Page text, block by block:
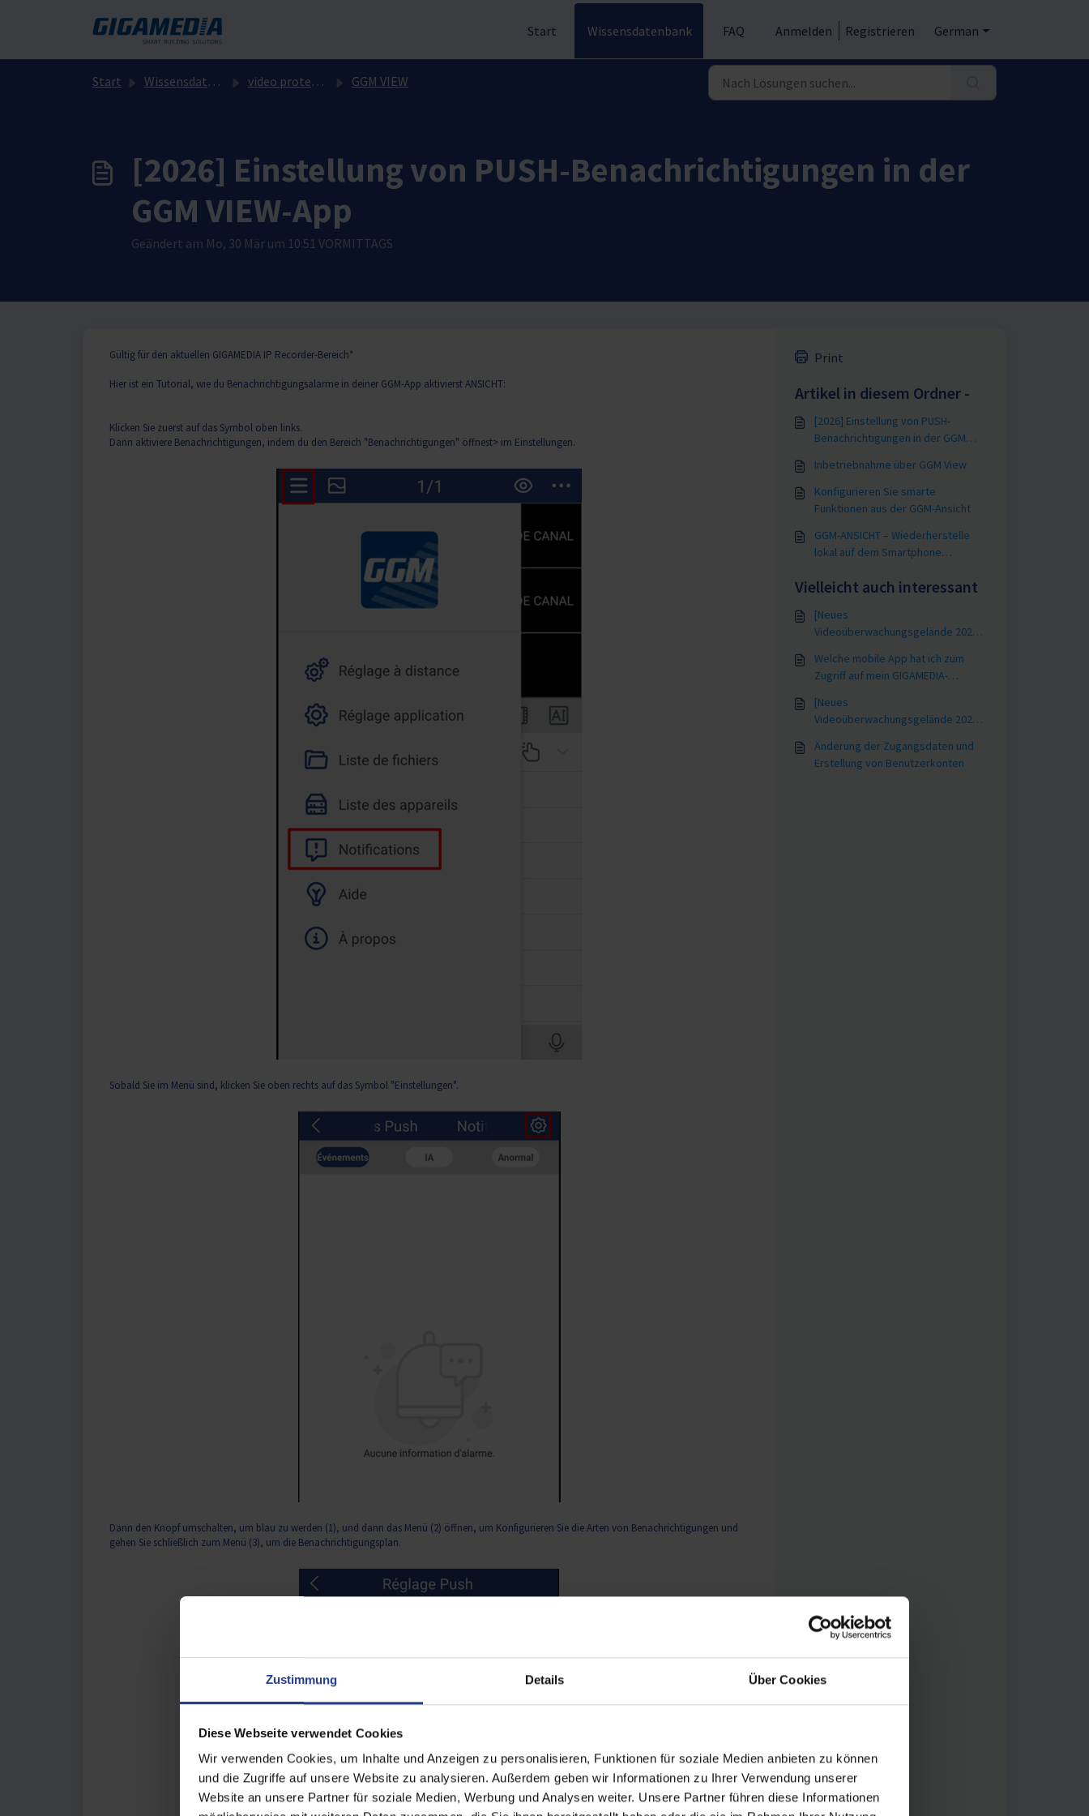
Zustimmung Details Über Cookies
Diese Webseite verwendet Cookies
Wir verwenden Cookies, um Inhalte und Anzeigen zu personalisieren, Funktionen für soziale Medien anbieten zu können
und die Zugriffe auf unsere Website zu analysieren. Außerdem geben wir Informationen zu Ihrer Verwendung unserer
Website an unsere Partner für soziale Medien, Werbung und Analysen weiter. Unsere Partner führen diese Informationen
Start
Wissensdatenbank FAQ Anmelden Registrieren German
Start Wissensdatenbank video protection GGM VIEW
[2026] Einstellung von PUSH-Benachrichtigungen in der
GGM VIEW-App
Geändert am Mo, 30 Mär um 10:51 VORMITTAGS
Gültig für den aktuellen GIGAMEDIA IP Recorder-Bereich*
Hier ist ein Tutorial, wie du Benachrichtigungsalarme in deiner GGM-App aktivierst ANSICHT:
Klicken Sie zuerst auf das Symbol oben links.
Dann aktiviere Benachrichtigungen, indem du den Bereich "Benachrichtigungen" öffnest> im Einstellungen.
Sobald Sie im Menü sind, klicken Sie oben rechts auf das Symbol "Einstellungen".
Dann den Knopf umschalten, um blau zu werden (1), und dann das Menü (2) öffnen, um Konfigurieren Sie die Arten von Benachrichtigungen und
gehen Sie schließlich zum Menü (3), um die Benachrichtigungsplan.
Print
Artikel in diesem Ordner -
[2026] Einstellung von PUSH-
Benachrichtigungen in der GGM
Inbetriebnahme über GGM View
Konfigurieren Sie smarte
Funktionen aus der GGM-Ansicht
GGM-ANSICHT – Wiederherstelle
lokal auf dem Smartphone
Vielleicht auch interessant
[Neues
Videoüberwachungsgelände 2026]
Benachrichtigungen in der GGM
WATCH-App
Welche mobile App hat ich zum
Zugriff auf mein GIGAMEDIA-
[Neues
Videoüberwachungsgelände 2026]
Kamera hinzu
Änderung der Zugangsdaten und
Erstellung von Benutzerkonten